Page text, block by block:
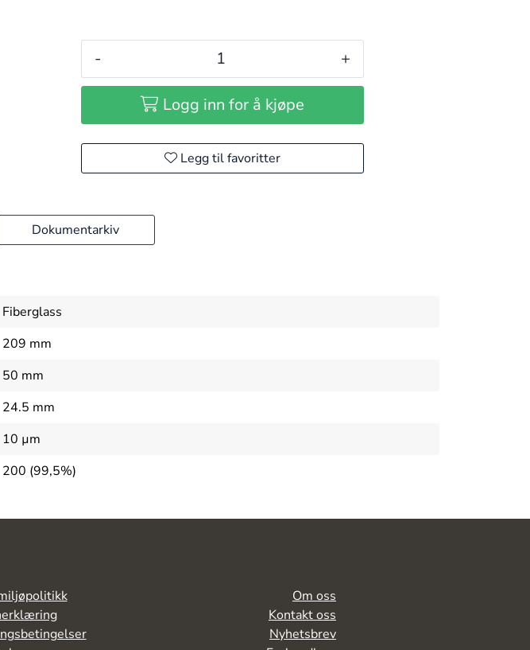
- +
Logg inn for å kjøpe
Legg til favoritter
Dokumentarkiv
Fiberglass
209 mm
50 mm
24.5 mm
10 µm
200 (99,5%)
Om oss
Kontakt oss
Nyhetsbrev